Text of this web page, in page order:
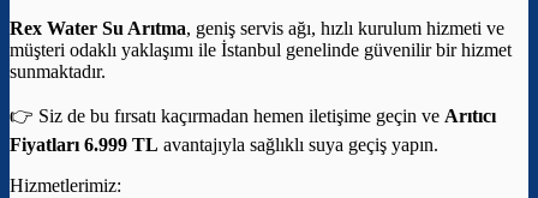
Rex Water Su Arıtma, geniş servis ağı, hızlı kurulum hizmeti ve
müşteri odaklı yaklaşımı ile İstanbul genelinde güvenilir bir hizmet
sunmaktadır.
👉 Siz de bu fırsatı kaçırmadan hemen iletişime geçin ve Arıtıcı
Fiyatları 6.999 TL avantajıyla sağlıklı suya geçiş yapın.
Hizmetlerimiz: